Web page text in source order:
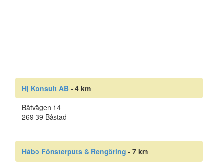
Hj Konsult AB - 4 km
Båtvägen 14
269 39 Båstad
Håbo Fönsterputs & Rengöring - 7 km